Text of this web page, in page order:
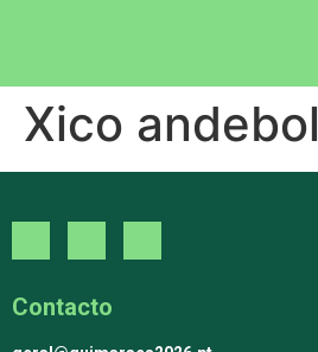
Xico andebol
Contacto